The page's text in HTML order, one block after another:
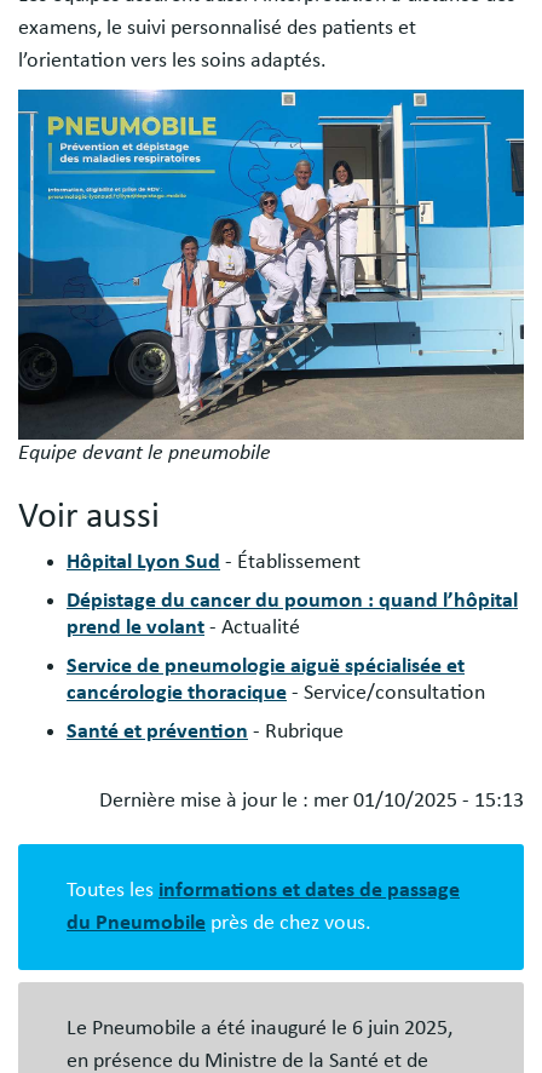
examens, le suivi personnalisé des patients et
l’orientation vers les soins adaptés.
Equipe devant le pneumobile
Voir aussi
Hôpital Lyon Sud - Établissement
Dépistage du cancer du poumon : quand l’hôpital
prend le volant - Actualité
Service de pneumologie aiguë spécialisée et
cancérologie thoracique - Service/consultation
Santé et prévention - Rubrique
Dernière mise à jour le : mer 01/10/2025 - 15:13
Toutes les informations et dates de passage
du Pneumobile près de chez vous.
Le Pneumobile a été inauguré le 6 juin 2025,
en présence du Ministre de la Santé et de